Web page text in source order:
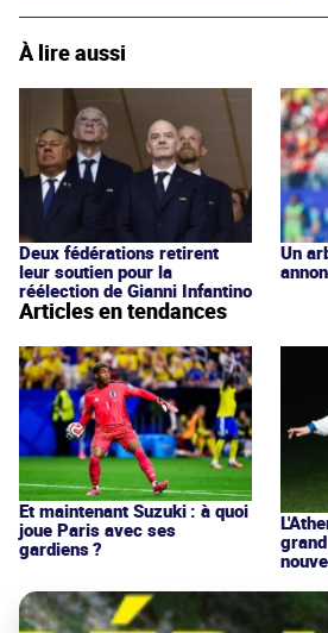
À lire aussi
Deux fédérations retirent
leur soutien pour la
réélection de Gianni Infantino
Un
Articles en tendances
Et maintenant Suzuki : à quoi
joue Paris avec ses
gardiens ?